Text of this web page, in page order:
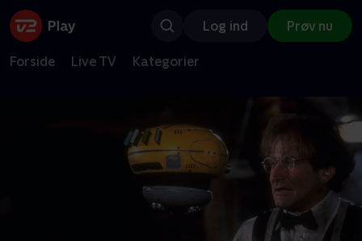
Log ind Prøv nu
Forside Live TV Kategorier